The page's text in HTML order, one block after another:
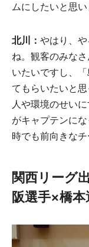
ムにしたいと思い
北川： やはり、
ね。観客のみな
いたいですし、
てもらいたいと
人や環境のせい
がキャプテンに
時でも前向きなチ
関西リーグ
阪選手×橋